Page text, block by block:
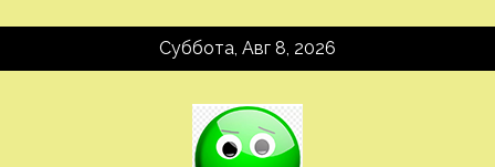
Суббота, Авг 8, 2026